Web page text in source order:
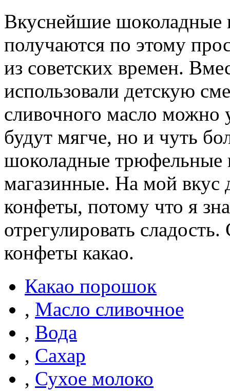
Вкуснейшие
получаются по этому
из советских времен.
использовали детскую
сливочного масло можно
будут мягче, но и чуть
шоколадные трюфельные
магазинные. На мой вкус
конфеты, потому что я
отрегулировать
конфеты какао.
Какао порошок
, Масло сливочное
, Вода
, Сахар
, Сухое молоко